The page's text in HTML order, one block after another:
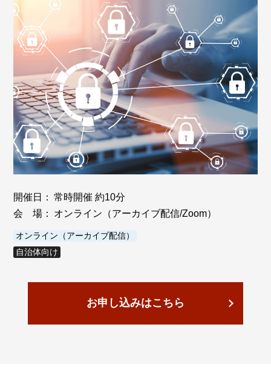
開催日：
常時開催 約10分
会 場：
オンライン（アーカイブ配信/Zoom）
オンライン（アーカイブ配信）
自治体向け
お申し込みはこちら